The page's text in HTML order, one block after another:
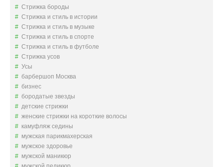
Стрижка бороды
Стрижка и стиль в истории
Стрижка и стиль в музыке
Стрижка и стиль в спорте
Стрижка и стиль в футболе
Стрижка усов
Усы
барбершоп Москва
бизнес
бородатые звезды
детские стрижки
женские стрижки на короткие волосы
камуфляж седины
мужская парикмахерская
мужское здоровье
мужской маникюр